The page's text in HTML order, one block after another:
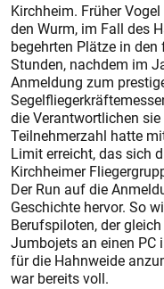
Kirchheim. Früher
den Wurm, im Fall des
begehrten Plätze in
Stunden, nachdem im
Anmeldung zum
die Verantwortlichen
Teilnehmerzahl hatte
Limit erreicht, das sich
Kirchheimer
Der Run auf die
Geschichte hervor. So
Berufspiloten, der
Jumbojets an einen PC
für die Hahnweide
war bereits voll.